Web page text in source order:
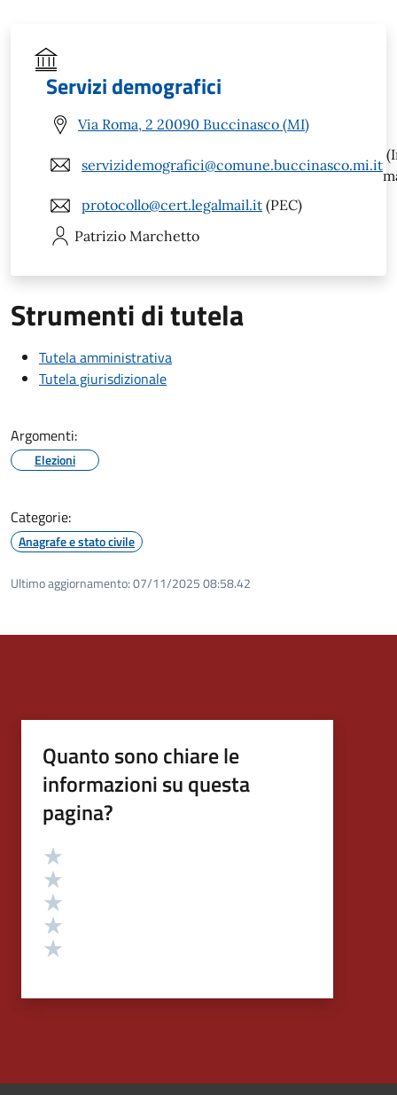
Servizi demografici
Via Roma, 2 20090 Buccinasco (MI)
servizidemografici@comune.buccinasco.mi.it
protocollo@cert.legalmail.it (PEC)
Patrizio Marchetto
Strumenti di tutela
Tutela amministrativa
Tutela giurisdizionale
Argomenti:
Elezioni
Categorie:
Anagrafe e stato civile
Ultimo aggiornamento:07/11/2025 08:58.42
Quanto sono chiare le
informazioni su questa
pagina?
Valutazione